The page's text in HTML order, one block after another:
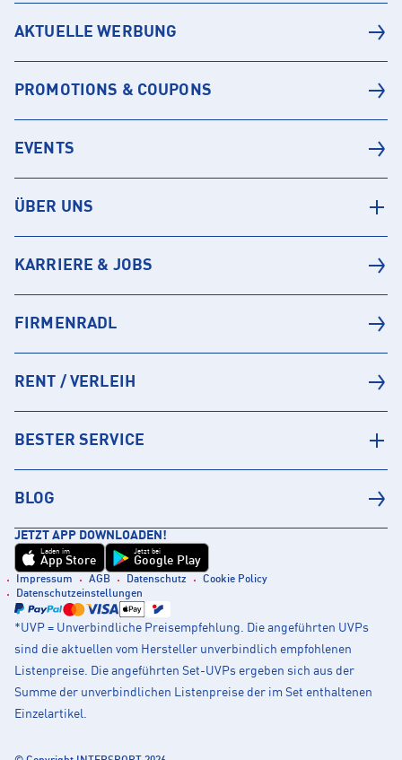
AKTUELLE WERBUNG
PROMOTIONS & COUPONS
EVENTS
ÜBER UNS
KARRIERE & JOBS
FIRMENRADL
RENT / VERLEIH
BESTER SERVICE
BLOG
JETZT APP DOWNLOADEN!
Laden im
App Store
Jetzt bei
Google Play
Impressum AGB Datenschutz
Cookie Policy
Datenschutzeinstellungen
*UVP = Unverbindliche Preisempfehlung. Die angeführten UVPs
sind die aktuellen vom Hersteller unverbindlich empfohlenen
Listenpreise. Die angeführten Set-UVPs ergeben sich aus der
Summe der unverbindlichen Listenpreise der im Set enthaltenen
Einzelartikel.